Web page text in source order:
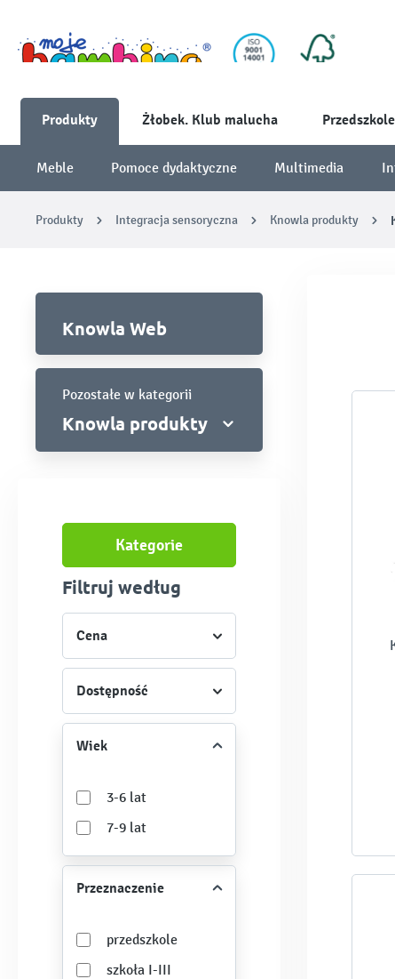
Produkty Żłobek. Klub malucha Przedszkole
Meble Pomoce dydaktyczne Multimedia
Produkty Integracja sensoryczna Knowla produkty
Knowla Web
Pozostałe w kategorii
Knowla produkty
Kategorie
Filtruj według
Cena
Dostępność
Wiek
3-6 lat
7-9 lat
Przeznaczenie
przedszkole
szkoła I-III